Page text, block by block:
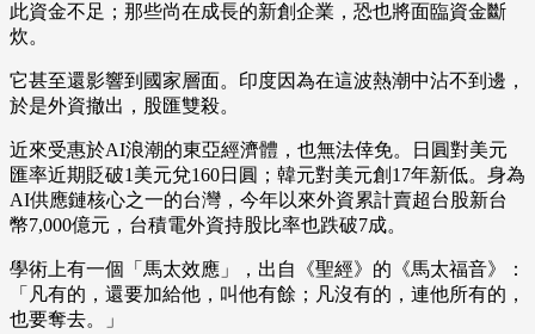
此資金不足；那些尚在成長的新創企業，恐也將面臨資金斷
炊。
它甚至還影響到國家層面。印度因為在這波熱潮中沾不到邊，
於是外資撤出，股匯雙殺。
近來受惠於AI浪潮的東亞經濟體，也無法倖免。日圓對美元
匯率近期貶破1美元兌160日圓；韓元對美元創17年新低。身為
AI供應鏈核心之一的台灣，今年以來外資累計賣超台股新台
幣7,000億元，台積電外資持股比率也跌破7成。
學術上有一個「馬太效應」，出自《聖經》的《馬太福音》：
「凡有的，還要加給他，叫他有餘；凡沒有的，連他所有的，
也要奪去。」